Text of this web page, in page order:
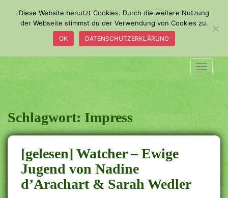
m
a
i
n
c
o
n
t
e
n
t
Schlagwort:Impress
[gelesen] Watcher – Ewige
Jugend von Nadine
d’Arachart & Sarah Wedler
Diese Website benutzt Cookies. Durch die weitere Nutzung
der Webseite stimmst du der Verwendung von Cookies zu.
OK DATENSCHUTZERKLÄRUNG